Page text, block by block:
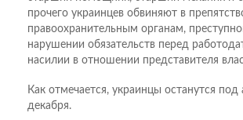
прочего украинцев обвиняют в
правоохранительным органам,
нарушении обязательств перед
насилии в отношении представителя
Как отмечается, украинцы останутся
декабря.